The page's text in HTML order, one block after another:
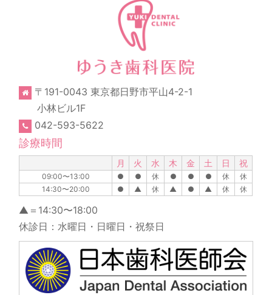
〒191-0043 東京都日野市平山4-2-1
小林ビル1F
042-593-5622
診療時間
月 火 水 木 金 土 日 祝
09:00〜13:00 ● ● 休 ● ● ● 休
休
14:30〜20:00
● ▲ 休 ▲ ● ▲ 休 休
▲＝14:30〜18:00
休診日：水曜日・日曜日・祝祭日